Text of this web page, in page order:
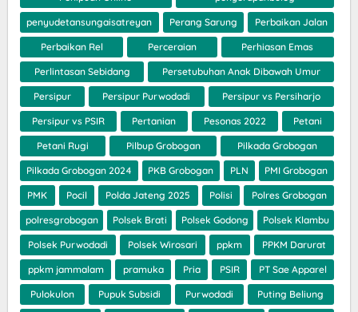
penyudetansungaisatreyan Perang Sarung Perbaikan Jalan
Perbaikan Rel Perceraian Perhiasan Emas
Perlintasan Sebidang Persetubuhan Anak Dibawah Umur
Persipur Persipur Purwodadi Persipur vs Persiharjo
Persipur vs PSIR Pertanian Pesonas 2022 Petani
Petani Rugi Pilbup Grobogan Pilkada Grobogan
Pilkada Grobogan 2024 PKB Grobogan PLN PMI Grobogan
PMK Pocil Polda Jateng 2025 Polisi Polres Grobogan
polresgrobogan Polsek Brati Polsek Godong Polsek Klambu
Polsek Purwodadi Polsek Wirosari ppkm PPKM Darurat
ppkm jammalam pramuka Pria PSIR PT Sae Apparel
Pulokulon Pupuk Subsidi Purwodadi Puting Beliung